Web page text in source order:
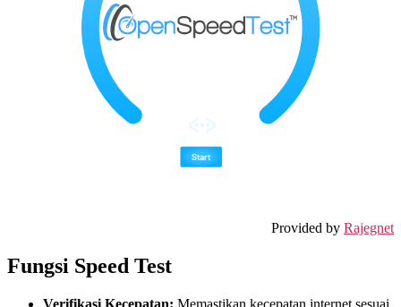
Provided by Rajegnet
Fungsi Speed Test